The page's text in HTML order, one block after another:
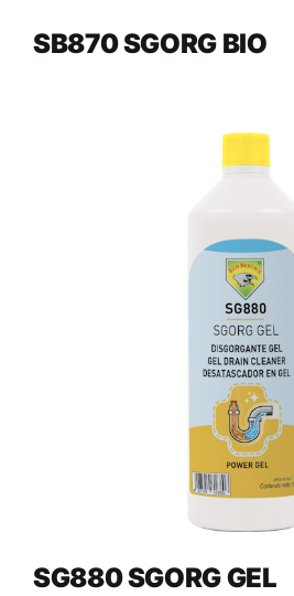
SB870 SGORG BIO
SG880 SGORG GEL